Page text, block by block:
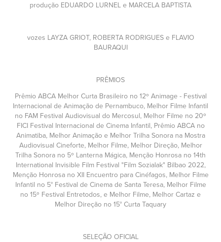
produção EDUARDO LURNEL e MARCELA BAPTISTA
vozes LAYZA GRIOT, ROBERTA RODRIGUES e FLAVIO
BAURAQUI
PRÊMIOS
Prêmio ABCA Melhor Curta Brasileiro no 12º Animage - Festival
Internacional de Animação de Pernambuco, Melhor Filme Infantil
no FAM Festival Audiovisual do Mercosul, Melhor Filme no 20º
FICI Festival Internacional de Cinema Infantil, Prêmio ABCA no
Animatiba, Melhor Animação e Melhor Trilha Sonora na Mostra
Audiovisual Cineforte, Melhor Filme, Melhor Direção, Melhor
Trilha Sonora no 5º Lanterna Mágica, Menção Honrosa no 14th
International Invisible Film Festival "Film Sozialak" Bilbao 2022,
Menção Honrosa no XII Encuentro para Cinéfagos, Melhor Filme
Infantil no 5° Festival de Cinema de Santa Teresa, Melhor Filme
no 15º Festival Entretodos, e Melhor Filme, Melhor Cartaz e
Melhor Direção no 15° Curta Taquary
SELEÇÃO OFICIAL